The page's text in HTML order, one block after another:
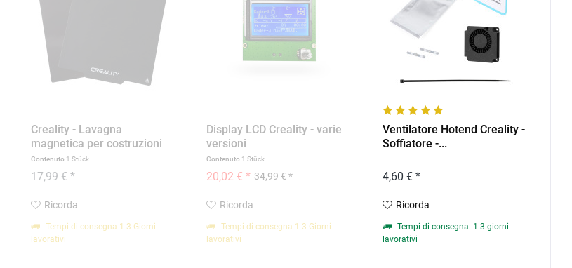
Creality - Lavagna
magnetica per costruzioni
-...
Contenuto 1 Stück
17,99 € *
Ricorda
Tempi di consegna 1-3 Giorni
lavorativi
Display LCD Creality - varie
versioni
Contenuto 1 Stück
34,99 € *
20,02 € *
Ricorda
Tempi di consegna 1-3 Giorni
lavorativi
Ventilatore Hotend Creality -
Soffiatore -...
4,60 € *
Ricorda
Tempi di consegna: 1-3 giorni
lavorativi